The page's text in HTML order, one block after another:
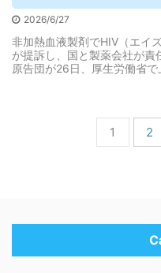
2026/6/27
非加熱血液製剤でHIV（エイ
が提訴し、国と製薬会社が
原告団が26日、厚生労働省で
1 2